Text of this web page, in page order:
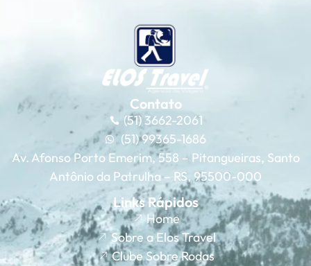
Contato
(51) 3662-2061
(51) 99365-1686
Av. Afonso Porto Emerim, 558 – Pitangueiras, Santo
Antônio da Patrulha – RS, 95500-000
Links Rápidos
Home
Sobre a Elos Travel
Clube Sobre Rodas